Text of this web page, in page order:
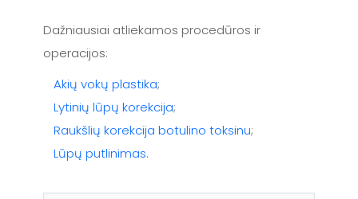
Dažniausiai atliekamos procedūros ir
operacijos:
Akių vokų plastika;
Lytinių lūpų korekcija;
Raukšlių korekcija botulino toksinu;
Lūpų putlinimas.